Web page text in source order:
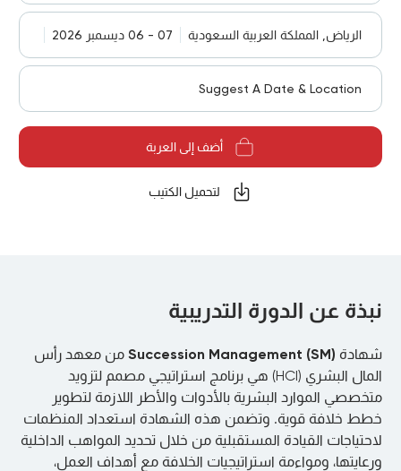
الرياض, المملكة العربية السعودية 07 - 06 ديسمبر 2026
Suggest A Date & Location
أضف إلى العربة
لتحميل الكتيب
نبذة عن الدورة التدريبية
شهادة Succession Management (SM) من معهد رأس
المال البشري (HCI) هي برنامج استراتيجي مصمم لتزويد
متخصصي الموارد البشرية بالأدوات والأطر اللازمة لتطوير
خطط خلافة قوية. وتضمن هذه الشهادة استعداد المنظمات
لاحتياجات القيادة المستقبلية من خلال تحديد المواهب الداخلية
ورعايتها، ومواءمة استراتيجيات الخلافة مع أهداف العمل،